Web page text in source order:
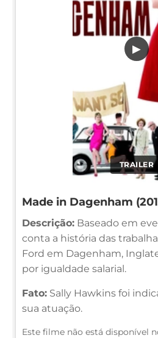
TRAILER
▶
Made in Dagenham
Descrição: Baseado em
conta a história das
Ford em Dagenham,
por igualdade salarial.
Fato: Sally Hawkins foi
sua atuação.
Este filme não está disponível